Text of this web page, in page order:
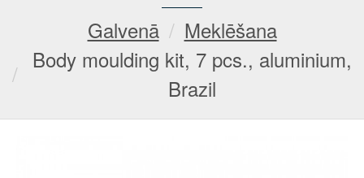
Galvenā
Meklēšana
Body moulding kit, 7 pcs., aluminium,
Brazil